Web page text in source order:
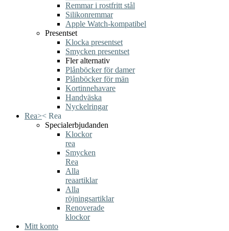
Remmar i rostfritt stål
Silikonremmar
Apple Watch-kompatibel
Presentset
Klocka presentset
Smycken presentset
Fler alternativ
Plånböcker för damer
Plånböcker för män
Kortinnehavare
Handväska
Nyckelringar
Rea>< Rea
Specialerbjudanden
Klockor
rea
Smycken
Rea
Alla
reaartiklar
Alla
röjningsartiklar
Renoverade
klockor
Mitt konto